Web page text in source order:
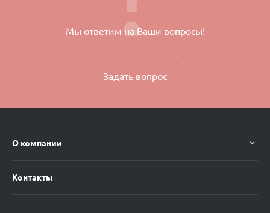
Мы ответим на Ваши вопросы!
Задать вопрос
О компании
Контакты